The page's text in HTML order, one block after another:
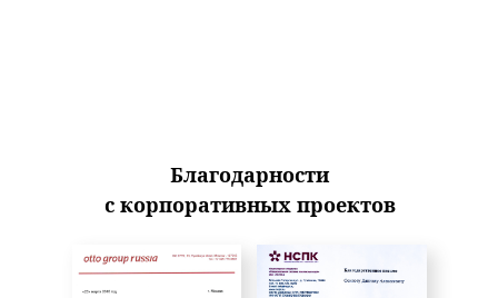
Благодарности
с корпоративных проектов